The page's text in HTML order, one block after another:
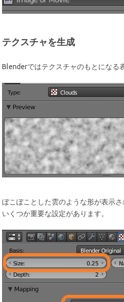
テクスチャを生成
Blenderではテクスチャのもとになる
ぼこぼことした雲のような形が表示さ
いくつか重要な設定があります。